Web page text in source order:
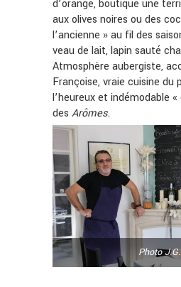
d’orange, boutique une
aux olives noires ou des
l’ancienne » au fil des
veau de lait, lapin sauté
Atmosphère aubergiste,
Françoise, vraie cuisine du
l’heureux et indémodable
des Arômes.
Photo J.G.